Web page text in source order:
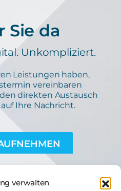
verwalten
Sie da
Unkompliziert.
Leistungen haben,
vereinbaren
direkten Austausch
Ihre Nachricht.